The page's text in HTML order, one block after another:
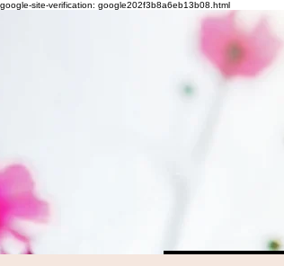
google-site-verification: google202f3b8a6eb13b08.html